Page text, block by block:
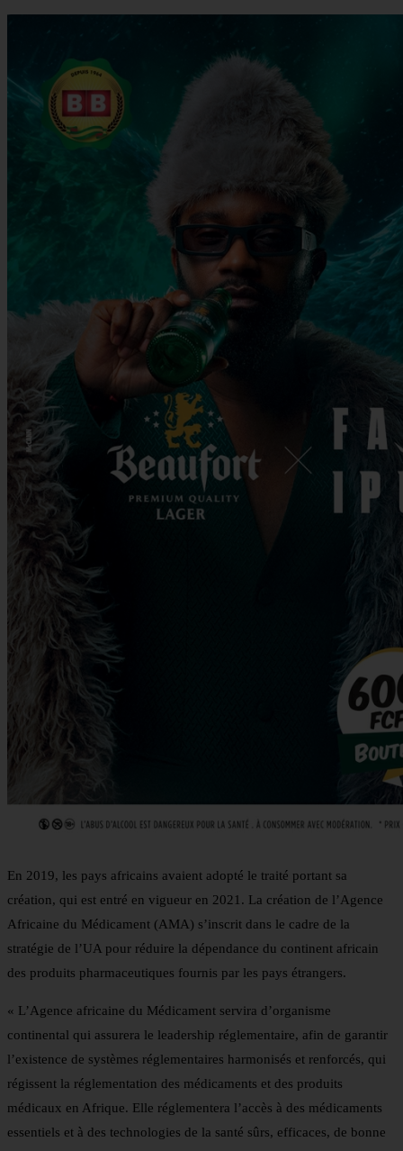
En 2019, les pays africains avaient adopté le traité portant sa
création, qui est entré en vigueur en 2021. La création de l’Agence
Africaine du Médicament (AMA) s’inscrit dans le cadre de la
stratégie de l’UA pour réduire la dépendance du continent africain
des produits pharmaceutiques fournis par les pays étrangers.
« L’Agence africaine du Médicament servira d’organisme
continental qui assurera le leadership réglementaire, afin de garantir
l’existence de systèmes réglementaires harmonisés et renforcés, qui
régissent la réglementation des médicaments et des produits
médicaux en Afrique. Elle réglementera l’accès à des médicaments
essentiels et à des technologies de la santé sûrs, efficaces, de bonne